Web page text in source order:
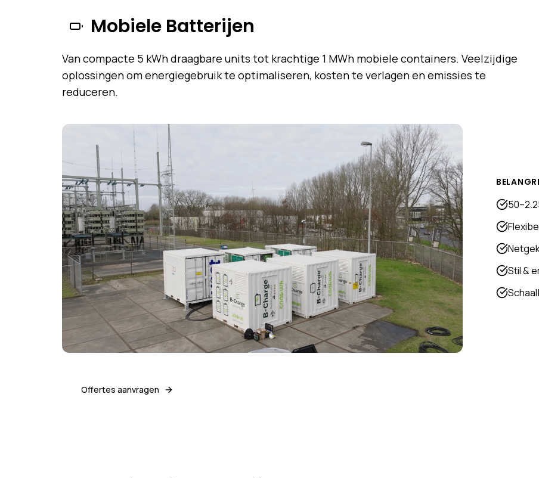
Mobiele Batterijen
Van compacte 5 kWh draagbare units tot krachtige 1 MWh mobiele containers. Veelzijdige
oplossingen om energiegebruik te optimaliseren, kosten te verlagen en emissies te
reduceren.
Stil &
Offertes aanvragen